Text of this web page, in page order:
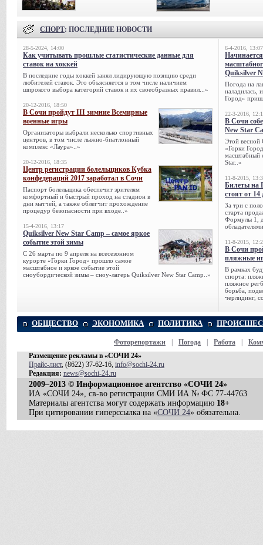
СПОРТ: ПОСЛЕДНИЕ НОВОСТИ
28-5-2024, 14:00
Как учитывать прошлые статистические данные для
ставок на хоккей
В последние годы хоккей занял лидирующую позицию среди
любителей ставок. Это объясняется в том числе наличием
широкого выбора категорий ставок и их своеобразных правил...»
20-12-2016, 18:50
В Сочи пройдут III зимние Всемирные
военные игры
Организаторы выбрали несколько спортивных
центров, в том числе лыжно-биатлонный
комплекс «Лаура»..»
20-12-2016, 18:35
Центр регистрации болельщиков Кубка
конфедераций 2017 заработал в Сочи
Паспорт болельщика обеспечит зрителям
комфортный и быстрый проход на стадион в
дни матчей, а также облегчит прохождение
процедур безопасности при входе..»
15-4-2016, 13:17
Quiksilver New Star Camp – самое яркое
событие этой зимы
С 26 марта по 9 апреля на всесезонном
курорте «Горки Город» прошло самое
масштабное и яркое событие этой
сноубордической зимы – сноу-лагерь Quiksilver New Star Camp..»
6-4-2016, 13:07
Quiksilver
Погода на
наладилась,
Город»
22-3-2016,
В Сочи
New Star
Этой весной
«Горки
масштабный
Star..»
11-8-2015,
Билеты на
стоят от
За три с
старта
Формулы 1,
11-8-2015,
В Сочи
пляжные
В рамках
спорта:
пляжное
борьба,
черлидинг,
ОБЩЕСТВО ЭКОНОМИКА ПОЛИТИКА
Фоторепортажи Погода Работа
Размещение рекламы в «СОЧИ 24»
Прайс-лист, (8622) 37-62-16, info@sochi-24.ru
Редакция: news@sochi-24.ru
2009–2013 © Информационное агентство «СОЧИ 24»
ИА «СОЧИ 24», св-во регистрации СМИ ИА № ФС 77-44763
Материалы агентства могут содержать информацию 18+
При цитировании гиперссылка на «СОЧИ 24» обязательна.